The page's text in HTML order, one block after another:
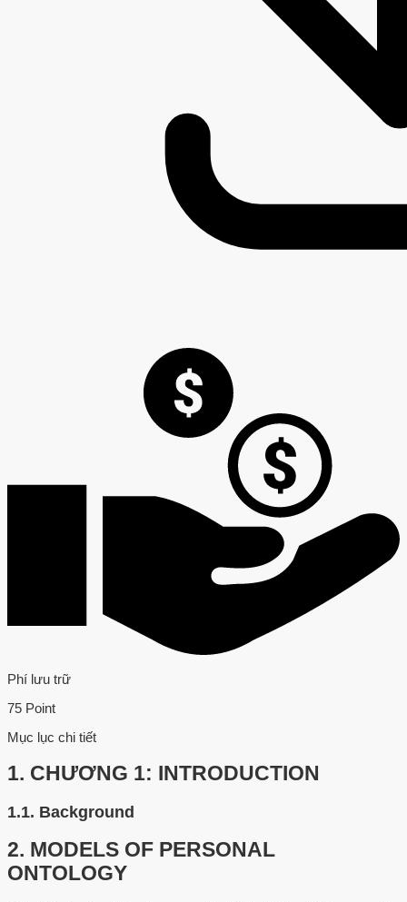
Phí lưu trữ
75 Point
Mục lục chi tiết
1. CHƯƠNG 1: INTRODUCTION
1.1. Background
2. MODELS OF PERSONAL
ONTOLOGY